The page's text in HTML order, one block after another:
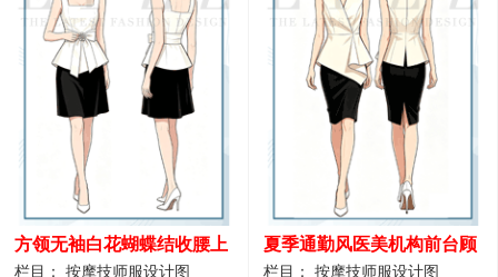
方领无袖白花蝴蝶结收腰上
衣 SPA会所接待工作制服设
栏目： 按摩技师服设计图
夏季通勤风医美机构前台顾
问端庄工作制服
栏目： 按摩技师服设计图